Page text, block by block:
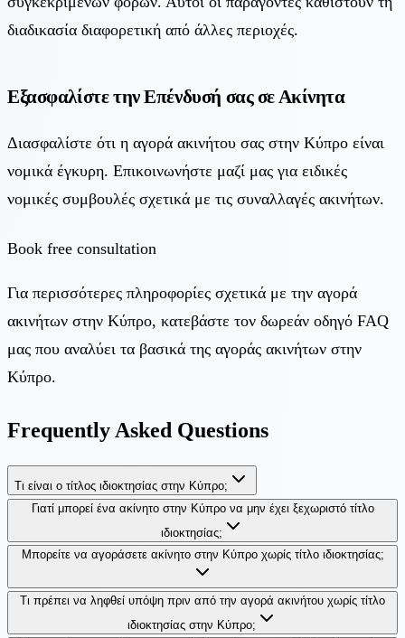
διαδικασία διαφορετική από άλλες περιοχές.
Εξασφαλίστε την Επένδυσή σας σε Ακίνητα
Διασφαλίστε ότι η αγορά ακινήτου σας στην Κύπρο είναι
νομικά έγκυρη. Επικοινωνήστε μαζί μας για ειδικές
νομικές συμβουλές σχετικά με τις συναλλαγές ακινήτων.
Book free consultation
Για περισσότερες πληροφορίες σχετικά με την αγορά
ακινήτων στην Κύπρο, κατεβάστε τον δωρεάν οδηγό FAQ
μας που αναλύει τα βασικά της αγοράς ακινήτων στην
Κύπρο.
Frequently Asked Questions
Τι είναι ο τίτλος ιδιοκτησίας στην Κύπρο;
Γιατί μπορεί ένα ακίνητο στην Κύπρο να μην έχει ξεχωριστό τίτλο
ιδιοκτησίας;
Μπορείτε να αγοράσετε ακίνητο στην Κύπρο χωρίς τίτλο ιδιοκτησίας;
Τι πρέπει να ληφθεί υπόψη πριν από την αγορά ακινήτου χωρίς τίτλο
ιδιοκτησίας στην Κύπρο;